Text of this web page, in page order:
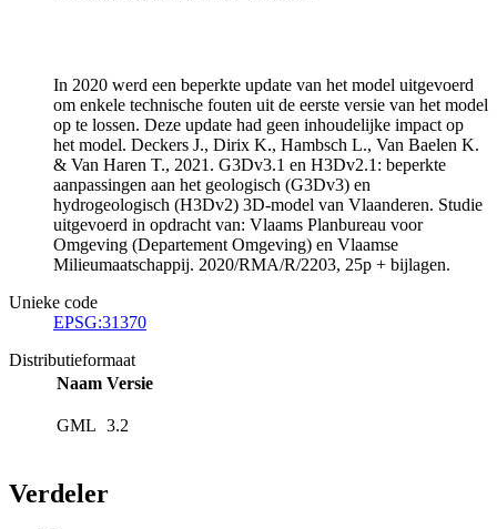
In 2020 werd een beperkte update van het model uitgevoerd
om enkele technische fouten uit de eerste versie van het model
op te lossen. Deze update had geen inhoudelijke impact op
het model. Deckers J., Dirix K., Hambsch L., Van Baelen K.
& Van Haren T., 2021. G3Dv3.1 en H3Dv2.1: beperkte
aanpassingen aan het geologisch (G3Dv3) en
hydrogeologisch (H3Dv2) 3D-model van Vlaanderen. Studie
uitgevoerd in opdracht van: Vlaams Planbureau voor
Omgeving (Departement Omgeving) en Vlaamse
Milieumaatschappij. 2020/RMA/R/2203, 25p + bijlagen.
Unieke code
EPSG:31370
Distributieformaat
Naam Versie
GML 3.2
Verdeler